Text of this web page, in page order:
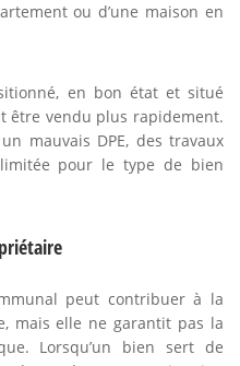
ou d’une maison en
en bon état et situé
être vendu plus rapidement.
mauvais DPE, des travaux
pour le type de bien
peut contribuer à la
mais elle ne garantit pas la
Lorsqu’un bien sert de